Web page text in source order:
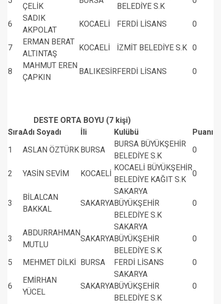
ÇELİK
BELEDİYE S.K
6
SADIK
AKPOLAT
KOCAELİ FERDİ LİSANS 0
7
ERMAN BERAT
ALTINTAŞ
KOCAELİ İZMİT BELEDİYE S.K 0
8
MAHMUT EREN
ÇAPKIN
BALIKESİRFERDİ LİSANS 0
DESTE ORTA BOYU (7 kişi)
SıraAdı Soyadı İli Kulübü
Puanı
1
ASLAN ÖZTÜRK BURSA
BURSA BÜYÜKŞEHİR
BELEDİYE S.K
0
2 YASİN SEVİM KOCAELİ
KOCAELİ BÜYÜKŞEHİR
BELEDİYE KAĞIT S.K
0
3
BİLALCAN
BAKKAL
SAKARYA
SAKARYA
BÜYÜKŞEHİR
BELEDİYE S.K
0
3
ABDURRAHMAN
MUTLU
SAKARYA
SAKARYA
BÜYÜKŞEHİR
BELEDİYE S.K
0
5 MEHMET DİLKİ BURSA FERDİ LİSANS 0
6
EMİRHAN
YÜCEL
SAKARYA
SAKARYA
BÜYÜKŞEHİR
BELEDİYE S.K
0